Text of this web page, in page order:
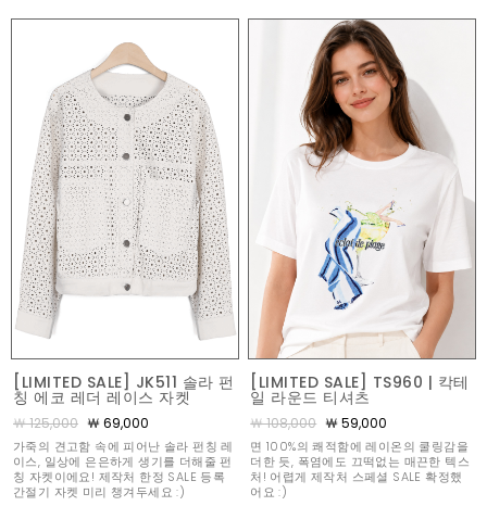
[LIMITED SALE] JK511 솔라 펀
칭 에코 레더 레이스 자켓
￦ 125,000 ￦ 69,000
가죽의 견고함 속에 피어난 솔라 펀칭 레
이스, 일상에 은은하게 생기를 더해줄 펀
칭 자켓이에요! 제작처 한정 SALE 등록
간절기 자켓 미리 챙겨두세요 :)
[LIMITED SALE] TS960 | 칵테
일 라운드 티셔츠
￦ 108,000 ￦ 59,000
면 100%의 쾌적함에 레이온의 쿨링감을
더한 듯, 폭염에도 끄떡없는 매끈한 텍스
처! 어렵게 제작처 스페셜 SALE 확정했
어요 :)